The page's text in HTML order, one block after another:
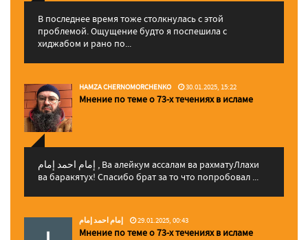
В последнее время тоже столкнулась с этой
проблемой. Ощущение будто я поспешила с
хиджабом и рано по...
HAMZA CHERNOMORCHENKO 30.01.2025, 15:22
Мнение по теме о 73-х течениях в исламе
إمام احمد إمام , Ва алейкум ассалам ва рахматуЛлахи
ва баракятух! Спасибо брат за то что попробовал ...
إمام احمد إمام 29.01.2025, 00:43
Мнение по теме о 73-х течениях в исламе